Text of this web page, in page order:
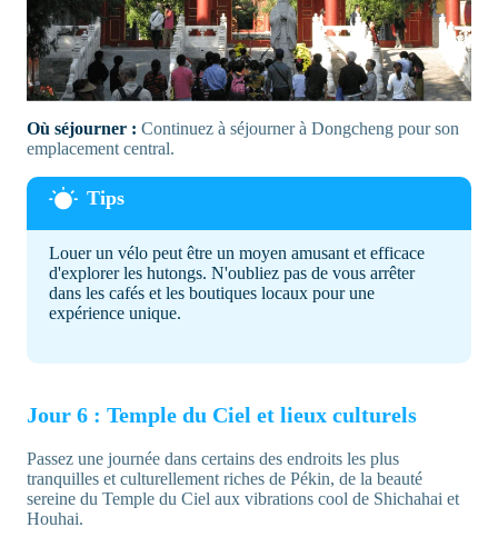
Où séjourner : Continuez à séjourner à Dongcheng pour son
emplacement central.
Louer un vélo peut être un moyen amusant et efficace
d'explorer les hutongs. N'oubliez pas de vous arrêter
dans les cafés et les boutiques locaux pour une
expérience unique.
Jour 6 : Temple du Ciel et lieux culturels
Passez une journée dans certains des endroits les plus
tranquilles et culturellement riches de Pékin, de la beauté
sereine du Temple du Ciel aux vibrations cool de Shichahai et
Houhai.